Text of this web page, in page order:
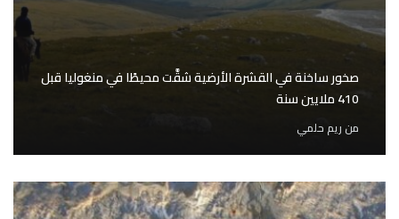
صخور ساخنة في القشرة الأرضية شقَّت محيطًا في منغوليا قبل
410 ملايين سنة
من ريم حلمي